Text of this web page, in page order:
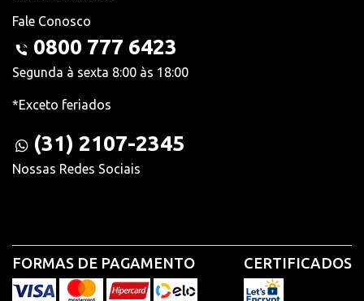
Fale Conosco
0800 777 6423
Segunda à sexta 8:00 às 18:00
*Exceto feriados
(31) 2107-2345
Nossas Redes Sociais
FORMAS DE PAGAMENTO CERTIFICADOS